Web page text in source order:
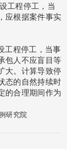
工程停工，当
应根据案件事实
工程停工，当事
包人不应盲目等
大。计算导致停
态的自然持续时
的合理期间作为
研究院